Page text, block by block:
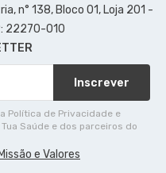
n° 138, Bloco 01, Loja 201 -
22270-010
Inscrever
Política de Privacidade e
Saúde e dos parceiros do
Missão e Valores